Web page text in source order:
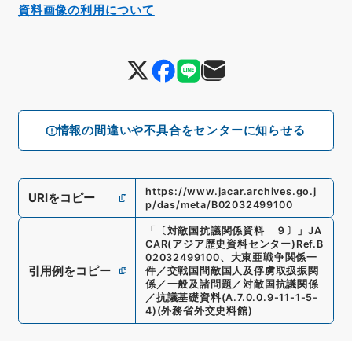
情報の間違いや不具合をセンターに知らせる
URIをコピー
https://www.jacar.archives.go.j
p/das/meta/B02032499100
引用例をコピー
「 〔対敵国抗議関係資料 ９〕 」 JA
CAR(アジア歴史資料センター) Ref. B
02032499100、 大東亜戦争関係一
件／交戦国間敵国人及俘虜取扱振関
係／一般及諸問題／対敵国抗議関係
／抗議基礎資料(A.7.0.0.9-11-1-5-
4) (外務省外交史料館)
資料画像の利用について